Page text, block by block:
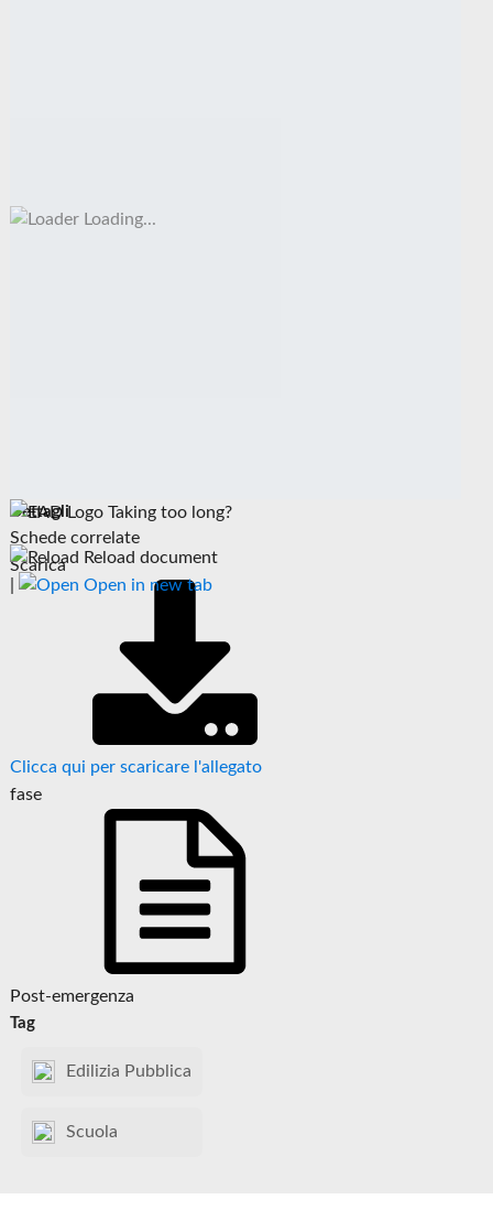
Loading...
Taking too long?
Reload document
Open in new tab
Dettagli
Schede correlate
Scarica
Clicca qui per scaricare l'allegato
fase
Post-emergenza
Tag
Edilizia Pubblica
Scuola